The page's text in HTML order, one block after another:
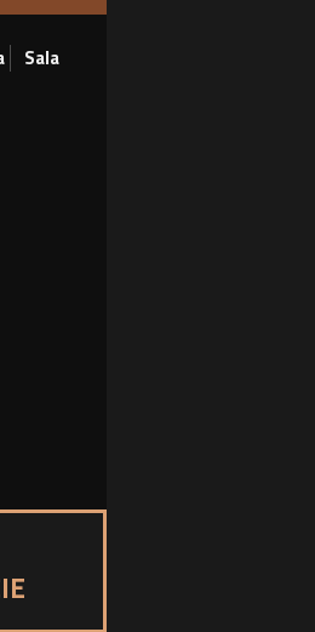
Sala